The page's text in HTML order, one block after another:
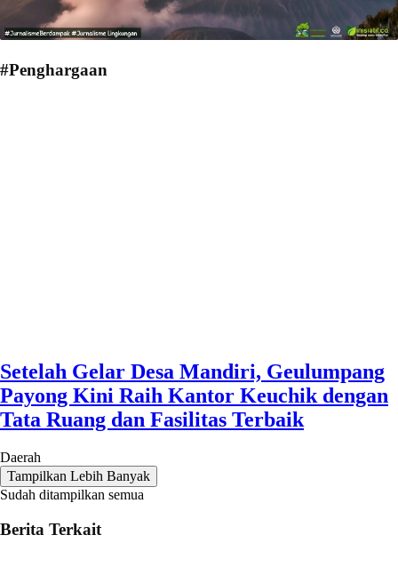
#Penghargaan
Setelah Gelar Desa Mandiri, Geulumpang
Payong Kini Raih Kantor Keuchik dengan
Tata Ruang dan Fasilitas Terbaik
Daerah
Tampilkan Lebih Banyak
Sudah ditampilkan semua
Berita Terkait